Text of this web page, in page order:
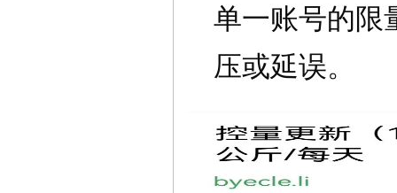
单一账号的限
压或延误。